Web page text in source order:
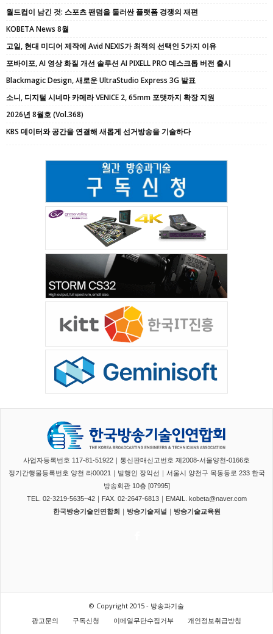
월드컵이 남긴 것: 스포츠 팬덤을 둘러싼 플랫폼 경쟁의 재편
KOBETA News 8월
고일, 현대 미디어 제작에 Avid NEXIS가 최적의 선택인 5가지 이유
포바이포, AI 영상 화질 개선 솔루션 AI PIXELL PRO 데스크톱 버전 출시
Blackmagic Design, 새로운 UltraStudio Express 3G 발표
소니, 디지털 시네마 카메라 VENICE 2, 65mm 포맷까지 확장 지원
2026년 8월호 (Vol.368)
KBS 데이터와 공간을 연결해 새롭게 선거방송을 기술하다
사업자등록번호 117-81-51922｜통신판매신고번호 제2008-서울양천-0166호
정기간행물등록번호 양천 라00021｜발행인 장익선｜서울시 양천구 목동동로 233 한국
방송회관 10층 [07995]
TEL. 02-3219-5635~42｜FAX. 02-2647-6813｜EMAIL. kobeta@naver.com
한국방송기술인연합회 ｜ 방송기술저널 ｜ 방송기술교육원
© Copyright 2015 - 방송과기술
광고문의
구독신청 이메일무단수집거부 개인정보취급방침